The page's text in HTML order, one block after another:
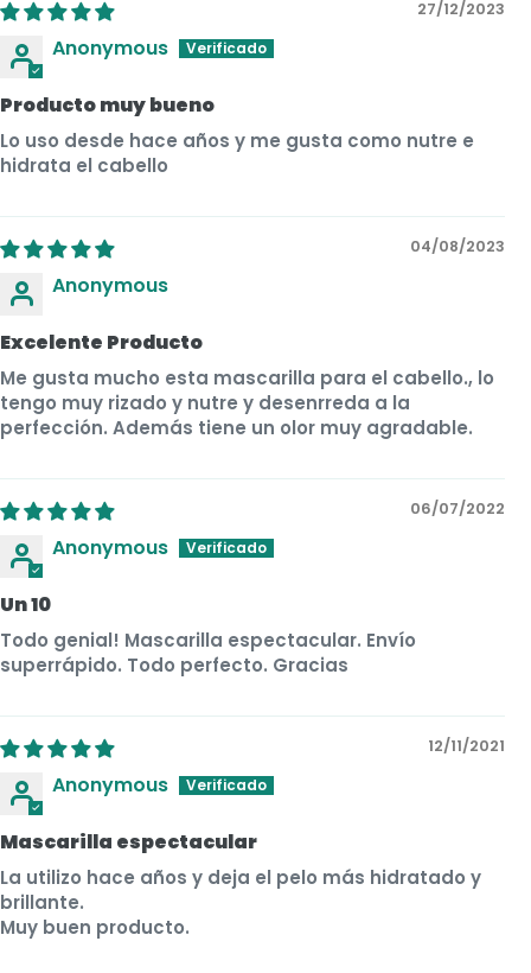
27/12/2023
Anonymous
Producto muy bueno
Lo uso desde hace años y me gusta como nutre e
hidrata el cabello
04/08/2023
Anonymous
Excelente Producto
Me gusta mucho esta mascarilla para el cabello., lo
tengo muy rizado y nutre y desenrreda a la
perfección. Además tiene un olor muy agradable.
06/07/2022
Anonymous
Un 10
Todo genial! Mascarilla espectacular. Envío
superrápido. Todo perfecto. Gracias
12/11/2021
Anonymous
Mascarilla espectacular
La utilizo hace años y deja el pelo más hidratado y
brillante.
Muy buen producto.